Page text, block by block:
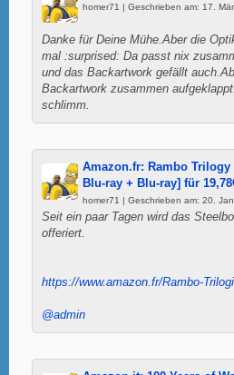
homer71 | Geschrieben am: 17.
Danke für Deine Mühe.Aber die
mal :surprised: Da passt nix
und das Backartwork gefällt
Backartwork zusammen aufgeklappt.
schlimm.
Amazon.fr: Rambo Trilogy
Blu-ray + Blu-ray] für
homer71 | Geschrieben am: 20.
Seit ein paar Tagen wird das
offeriert.
https://www.amazon.fr/Rambo-
@admin